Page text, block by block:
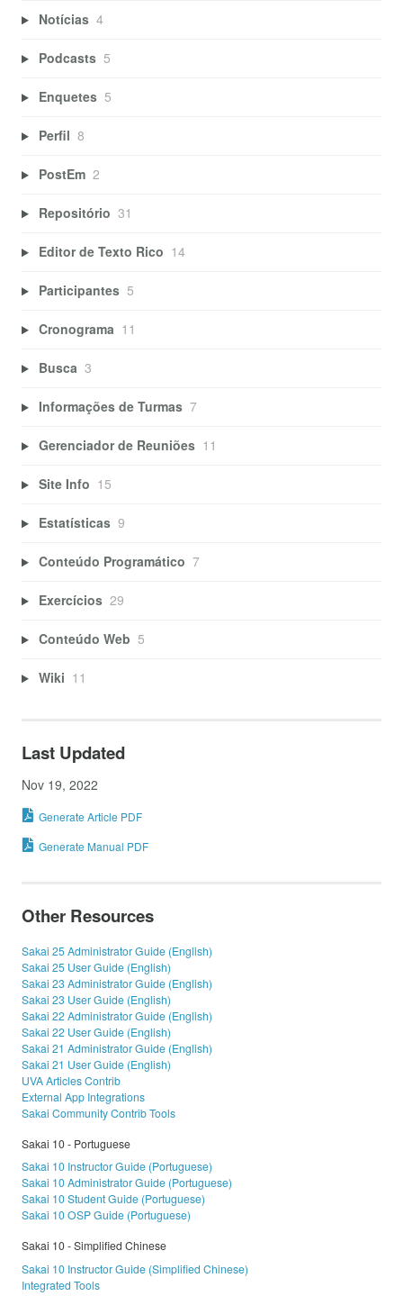
Notícias 4
Podcasts 5
Enquetes 5
Perfil 8
PostEm 2
Repositório 31
Editor de Texto Rico 14
Participantes 5
Cronograma 11
Busca 3
Informações de Turmas 7
Gerenciador de Reuniões 11
Site Info 15
Estatísticas 9
Conteúdo Programático 7
Exercícios 29
Conteúdo Web 5
Wiki 11
Last Updated
Nov 19, 2022
Generate Article PDF
Generate Manual PDF
Other Resources
Sakai 25 Administrator Guide (English)
Sakai 25 User Guide (English)
Sakai 23 Administrator Guide (English)
Sakai 23 User Guide (English)
Sakai 22 Administrator Guide (English)
Sakai 22 User Guide (English)
Sakai 21 Administrator Guide (English)
Sakai 21 User Guide (English)
UVA Articles Contrib
External App Integrations
Sakai Community Contrib Tools
Sakai 10 - Portuguese
Sakai 10 Instructor Guide (Portuguese)
Sakai 10 Administrator Guide (Portuguese)
Sakai 10 Student Guide (Portuguese)
Sakai 10 OSP Guide (Portuguese)
Sakai 10 - Simplified Chinese
Sakai 10 Instructor Guide (Simplified Chinese)
Integrated Tools